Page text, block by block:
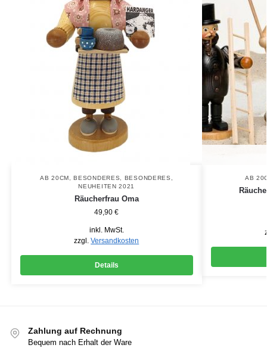
AB 20CM ,BESONDERES BESONDERES
NEUHEITEN 2021
Räucherfrau Oma
49,90€
inkl. MwSt.
zzgl.Versandkosten
Details
AB
Zahlung auf Rechnung
Bequem nach Erhalt der Ware